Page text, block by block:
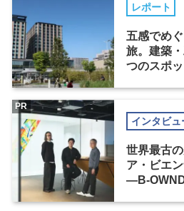
レポート
五感でめ
旅。建築
つのスポッ
インタビュ
世界最古
ア・ビエ
―B-
PR